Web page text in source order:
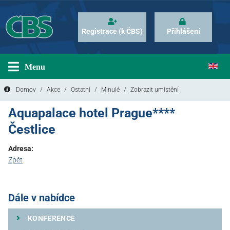
Registrace (k ČBS) Přihlášení
Menu
Domov Akce Ostatní Minulé Zobrazit umístění
Aquapalace hotel Prague****
Čestlice
Adresa:
Zpět
Dále v nabídce
KONFERENCE